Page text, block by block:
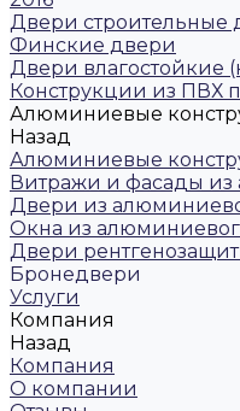
Двери строительные
Финские двери
Двери влагостойкие
Конструкции из ПВХ
Алюминиевые
Назад
Алюминиевые
Витражи и фасады
Двери из
Окна из
Двери
Бронедвери
Услуги
Компания
Назад
Компания
О компании